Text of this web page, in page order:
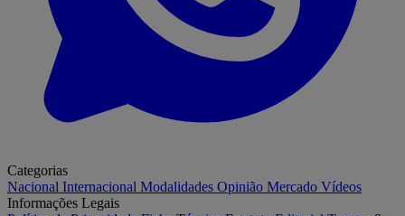
Categorias
Nacional Internacional Modalidades Opinião Mercado Vídeos
Informações Legais